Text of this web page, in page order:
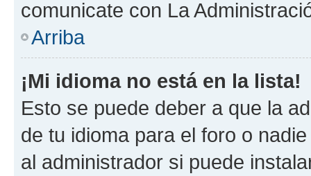
comunicate con La
Arriba
¡Mi idioma no está en la lista!
Esto se puede deber a que la
de tu idioma para el foro o
al administrador si puede